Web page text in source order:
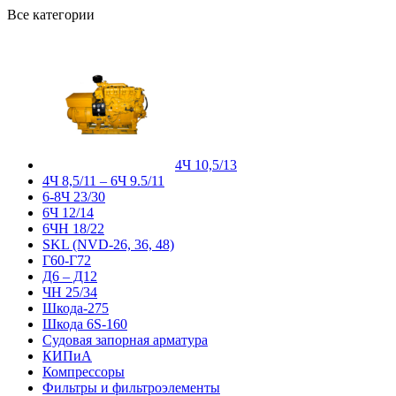
Все категории
4Ч 10,5/13
4Ч 8,5/11 – 6Ч 9.5/11
6-8Ч 23/30
6Ч 12/14
6ЧН 18/22
SKL (NVD-26, 36, 48)
Г60-Г72
Д6 – Д12
ЧН 25/34
Шкода-275
Шкода 6S-160
Судовая запорная арматура
КИПиА
Компрессоры
Фильтры и фильтроэлементы